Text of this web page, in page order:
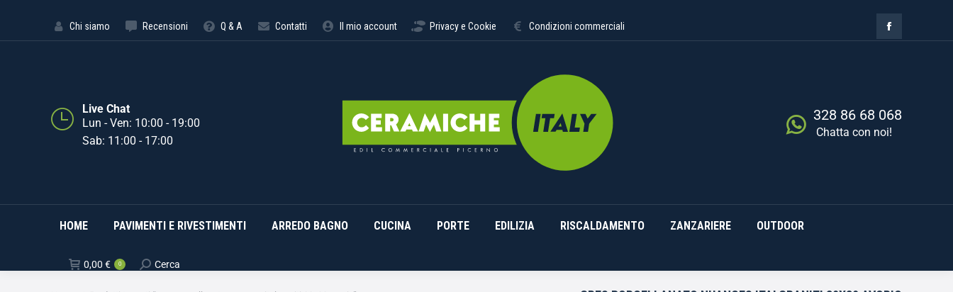
Chi siamo Recensioni Q & A Contatti Il mio account Privacy e Cookie Condizioni commerciali
Live Chat
Lun - Ven: 10:00 - 19:00
Sab: 11:00 - 17:00
328 86 68 068
Chatta con noi!
HOME PAVIMENTI E RIVESTIMENTI ARREDO BAGNO CUCINA PORTE EDILIZIA RISCALDAMENTO ZANZARIERE OUTDOOR
0,00 € 0 Cerca
HOME PAVIMENTI E RIVESTIMENTI ARREDO BAGNO CUCINA PORTE EDILIZIA